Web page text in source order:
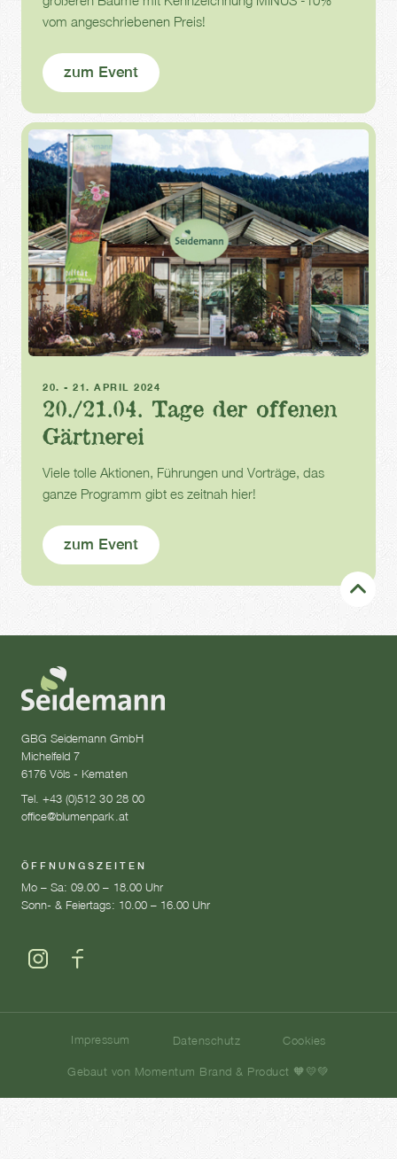
vom angeschriebenen Preis!
zum Event
20. - 21. APRIL 2024
20./21.04. Tage der offenen
Gärtnerei
Viele tolle Aktionen, Führungen und Vorträge, das
ganze Programm gibt es zeitnah hier!
zum Event
GBG Seidemann GmbH
Michelfeld 7
6176 Völs - Kematen
Tel. +43 (0)512 30 28 00
office@blumenpark.at
ÖFFNUNGSZEITEN
Mo – Sa: 09.00 – 18.00 Uhr
Sonn- & Feiertags: 10.00 – 16.00 Uhr
Impressum Datenschutz Cookies
Gebaut von Momentum Brand & Product 🧡💛💚